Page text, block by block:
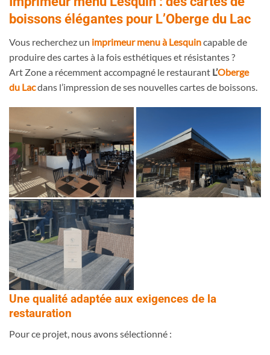
boissons élégantes pour L’Oberge du Lac
Vous recherchez un imprimeur menu à Lesquincapable de
produire des cartes à la fois esthétiques et résistantes ?
Art Zone a récemment accompagné le restaurant L’Oberge
du Lacdans l’impression de ses nouvelles cartes de boissons.
Une qualité adaptée aux exigences de la
restauration
Pour ce projet, nous avons sélectionné :